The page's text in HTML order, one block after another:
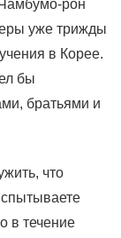
рон
уже трижды
в Корее.
бы
братьями и
что
в течение